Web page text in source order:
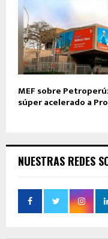
MEF sobre
súper acelerado a
NUESTRAS REDES